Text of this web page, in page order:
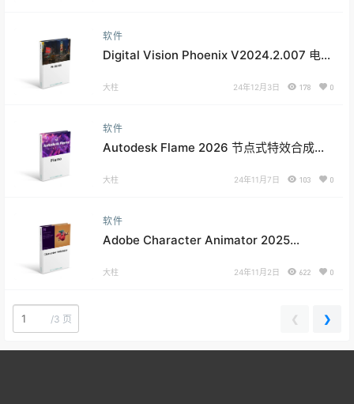
软件
Digital Vision Phoenix V2024.2.007 电影
大柱 24年12月3日 178 0
软件
Autodesk Flame 2026 节点式特效合成软
大柱 24年11月7日 103 0
软件
Adobe Character Animator 2025
大柱 24年11月2日 622 0
/3 页 ❮ ❯